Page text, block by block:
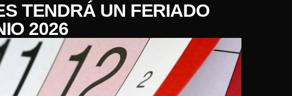
TENDRÁ UN FERIADO
2026